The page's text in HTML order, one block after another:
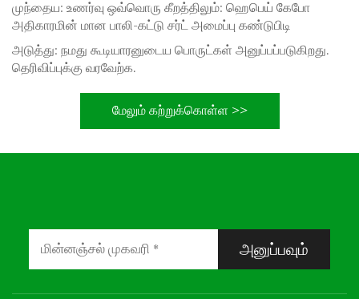
முந்தைய: உணர்வு ஒவ்வொரு கீறத்திலும்: ஹெபெய் கேபோ
அதிகாரமின் மான பாலி-கட்டு சர்ட் அமைப்பு கண்டுபிடி
அடுத்து: நமது கூடியாரனுடைய பொருட்கள் அனுப்பப்படுகிறது.
தெரிவிப்புக்கு வரவேற்க.
மேலும் கற்றுக்கொள்ள >>
அனுப்பவும்